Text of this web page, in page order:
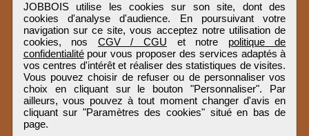
JOBBOIS utilise les cookies sur son site, dont des
cookies d'analyse d'audience. En poursuivant votre
navigation sur ce site, vous acceptez notre utilisation de
cookies, nos CGV / CGU et notre politique de
confidentialitépour vous proposer des services adaptés à
vos centres d'intérêt et réaliser des statistiques de visites.
Vous pouvez choisir de refuser ou de personnaliser vos
choix en cliquant sur le bouton "Personnaliser". Par
ailleurs, vous pouvez à tout moment changer d'avis en
cliquant sur "Paramètres des cookies" situé en bas de
page.